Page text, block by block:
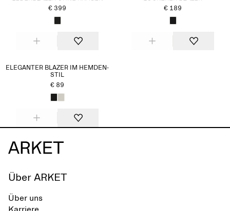
€ 399
€ 189
ELEGANTER BLAZER IM HEMDEN-
STIL
€ 89
Über ARKET
Über uns